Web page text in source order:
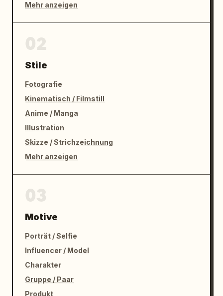
Mehr anzeigen
Stile
Fotografie
Kinematisch / Filmstill
Anime / Manga
Illustration
Skizze / Strichzeichnung
Mehr anzeigen
Motive
Porträt / Selfie
Influencer / Model
Charakter
Gruppe / Paar
Produkt